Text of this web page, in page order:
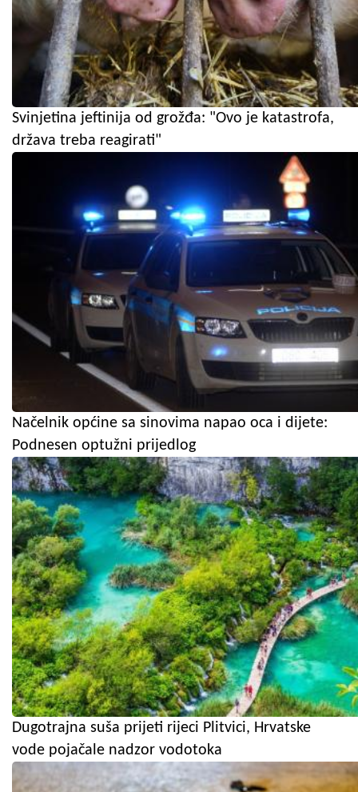
Svinjetina jeftinija od grožđa: "Ovo je katastrofa,
država treba reagirati"
Načelnik općine sa sinovima napao oca i dijete:
Podnesen optužni prijedlog
Dugotrajna suša prijeti rijeci Plitvici, Hrvatske
vode pojačale nadzor vodotoka